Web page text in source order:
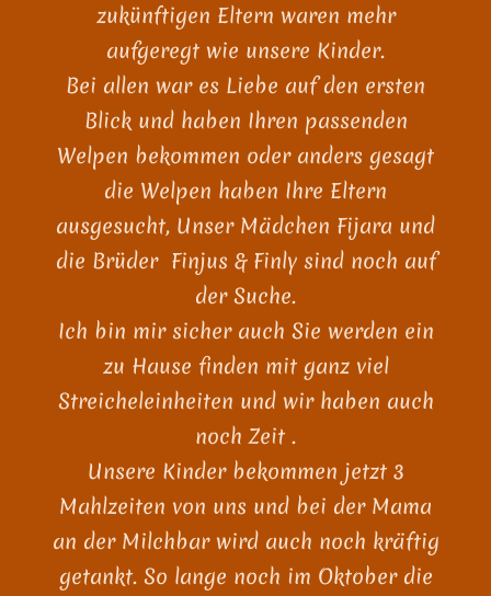
zukünftigen Eltern waren mehr
aufgeregt wie unsere Kinder.
Bei allen war es Liebe auf den ersten
Blick und haben Ihren passenden
Welpen bekommen oder anders gesagt
die Welpen haben Ihre Eltern
ausgesucht, Unser Mädchen Fijara und
die Brüder Finjus & Finly sind noch auf
der Suche.
Ich bin mir sicher auch Sie werden ein
zu Hause finden mit ganz viel
Streicheleinheiten und wir haben auch
noch Zeit .
Unsere Kinder bekommen jetzt 3
Mahlzeiten von uns und bei der Mama
an der Milchbar wird auch noch kräftig
getankt. So lange noch im Oktober die